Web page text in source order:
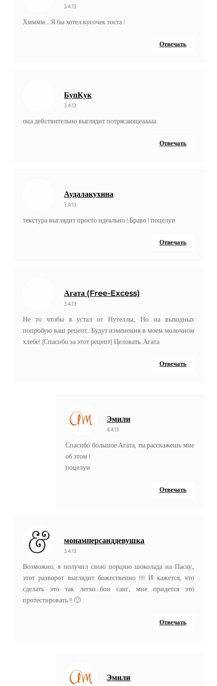
3.4.13
Хмммм… Я бы хотел кусочек тоста !
Отвечать
БупКук
3.4.13
она действительно выглядит потрясающеааааа
Отвечать
Аудалакухина
3.4.13
текстура выглядит просто идеально ! Браво ! поцелуи
Отвечать
Агата (Free-Excess)
3.4.13
Не то чтобы я устал от Нутеллы., Но на выходных
попробую ваш рецепт.. Будут изменения в моем молочном
хлебе! (Спасибо за этот рецепт) Целовать. Агата
Отвечать
Эмили
4.4.13
Спасибо большое Агата, ты расскажешь мне
об этом !
поцелуи
Отвечать
монамперсанддевушка
3.4.13
Возможно, я получил свою порцию шоколада на Пасху.,
этот разворот выглядит божественно !!!! И кажется, что
сделать это так легко…бон санг, мне придется это
протестировать !! 🙂
Отвечать
Эмили